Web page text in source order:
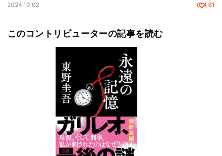
2024.10.02 61
このコントリビューターの記事を読む